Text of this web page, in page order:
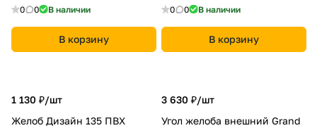
0 0 В наличии
В корзину
0 0 В наличии
В корзину
1 130 ₽/шт
Желоб Дизайн 135 ПВХ
3 630 ₽/шт
Угол желоба внешний Grand